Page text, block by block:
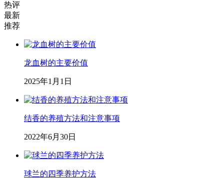
热评
最新
推荐
龙血树的主要价值
2025年1月1日
结香的养殖方法和注意事项
2022年6月30日
球兰的四季养护方法